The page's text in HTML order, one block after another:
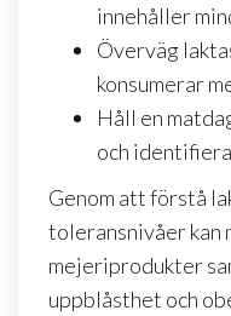
innehåller
Överväg
konsumerar
Håll en
och
Genom att förstå
toleransnivåer kan
mejeriprodukter
uppblåsthet och